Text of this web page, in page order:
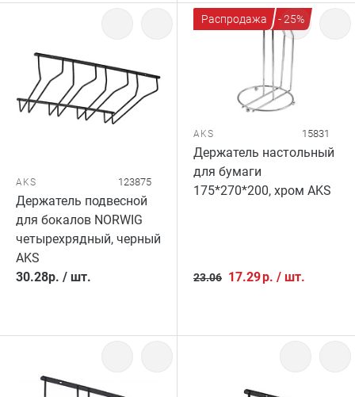
AKS 123875
Держатель подвесной
для бокалов NORWIG
четырехрядный, черный
AKS
30.28р. / шт.
Распродажа - 25%
AKS 15831
Держатель настольный
для бумаги
175*270*200, хром AKS
23.06 17.29р. / шт.